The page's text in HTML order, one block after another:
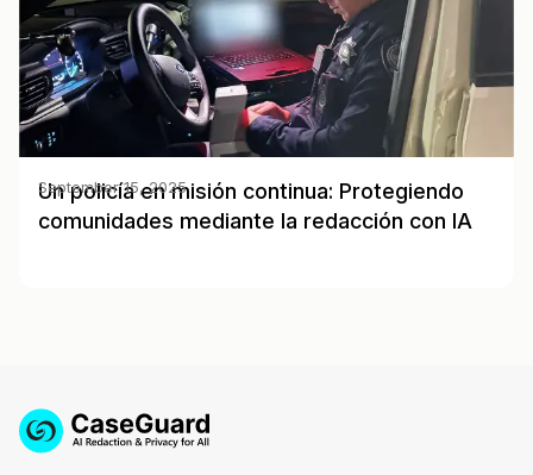
Un policía en misión continua: Protegiendo
comunidades mediante la redacción con IA
September 15, 2025